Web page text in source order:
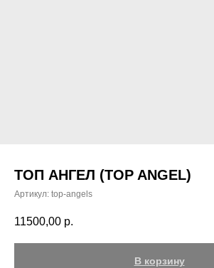
ТОП АНГЕЛ (TOP ANGEL)
Артикул: top-angels
11500,00 р.
В корзину